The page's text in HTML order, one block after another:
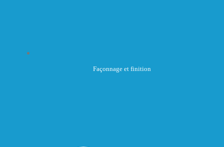
Façonnage et finition